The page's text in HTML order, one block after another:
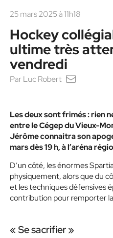
25 mars 2025 à 11h18
Hockey
ultime très
vendredi
Par Luc Robert
Les deux sont frimés : rien
entre le Cégep du Vieux-
Jérôme connaitra son
mars dès 19 h, à l’aréna
D’un côté, les énormes
physiquement, alors que du
et les techniques défensives
contribution pour remporter
« Se sacrifier »